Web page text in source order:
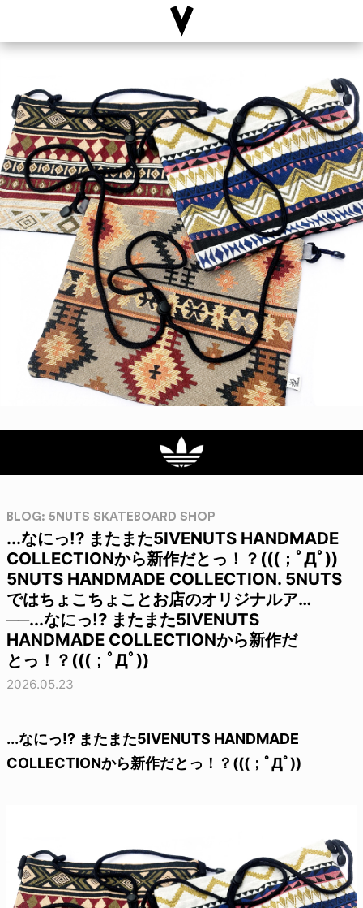
BLOG: 5NUTS SKATEBOARD SHOP
...なにっ!? またまた5IVENUTS HANDMADE
COLLECTIONから新作だとっ！？(((；ﾟДﾟ))
5NUTS HANDMADE COLLECTION. 5NUTS
ではちょこちょことお店のオリジナルア…
──...なにっ!? またまた5IVENUTS
HANDMADE COLLECTIONから新作だ
とっ！？(((；ﾟДﾟ))
2026.05.23
...なにっ!? またまた5IVENUTS HANDMADE
COLLECTIONから新作だとっ！？(((；ﾟДﾟ))